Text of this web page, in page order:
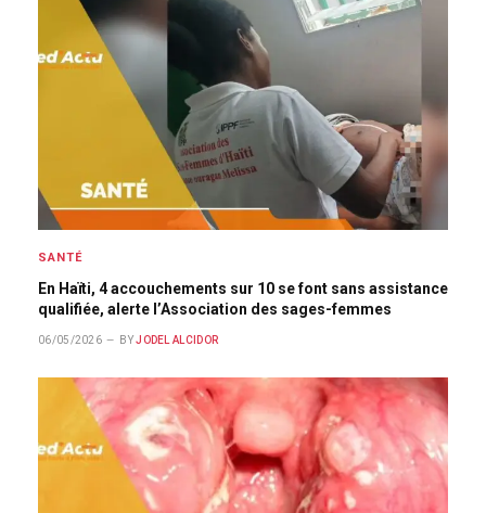
SANTÉ
En Haïti, 4 accouchements sur 10 se font sans assistance
qualifiée, alerte l’Association des sages-femmes
06/05/2026 BY JODEL ALCIDOR